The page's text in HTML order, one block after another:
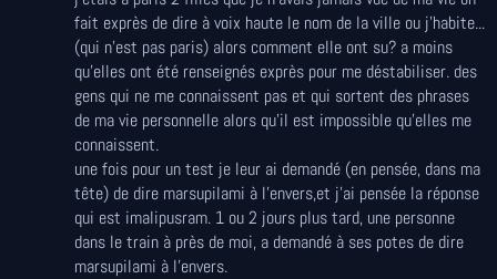
fait exprès de dire à voix haute le nom de la ville ou j'habite...
(qui n'est pas paris) alors comment elle ont su? a moins
qu'elles ont été renseignés exprès pour me déstabiliser. des
gens qui ne me connaissent pas et qui sortent des phrases
de ma vie personnelle alors qu'il est impossible qu'elles me
connaissent.
une fois pour un test je leur ai demandé (en pensée, dans ma
tête) de dire marsupilami à l'envers,et j'ai pensée la réponse
qui est imalipusram. 1 ou 2 jours plus tard, une personne
dans le train à près de moi, a demandé à ses potes de dire
marsupilami à l'envers.